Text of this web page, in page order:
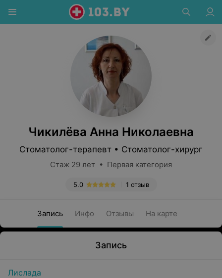
Чикилёва Анна Николаевна
Стоматолог-терапевт • Стоматолог-хирург
Стаж 29 лет • Первая категория
1 отзыв
5.0
Запись Инфо Отзывы На карте
Запись
Лислада